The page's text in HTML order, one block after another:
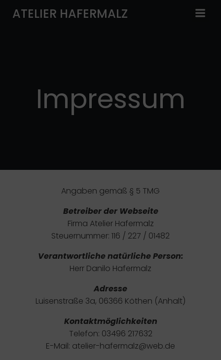
zum
ATELIER HAFERMALZ
Impressum
Angaben gemäß § 5 TMG
Betreiber der Webseite
Firma Atelier Hafermalz
Steuernummer: 116 / 227 / 01482
Verantwortliche natürliche Person:
Herr Danilo Hafermalz
Adresse
Luisenstraße 3a, 06366 Köthen (Anhalt)
Kontaktmöglichkeiten
Telefon: 03496 217632
E-Mail: atelier-hafermalz@web.de